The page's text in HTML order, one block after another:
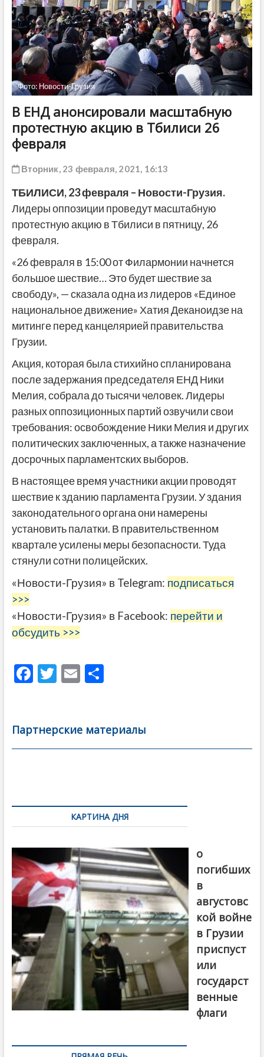
Фото: Новости-Грузия
В ЕНД анонсировали масштабную
протестную акцию в Тбилиси 26
февраля
Вторник, 23 февраля, 2021, 16:13
ТБИЛИСИ, 23 февраля – Новости-Грузия.
Лидеры оппозиции проведут масштабную
протестную акцию в Тбилиси в пятницу, 26
февраля.
«26 февраля в 15:00 от Филармонии начнется
большое шествие… Это будет шествие за
свободу», — сказала одна из лидеров «Единое
национальное движение» Хатия Деканоидзе на
митинге перед канцелярией правительства
Грузии.
Акция, которая была стихийно спланирована
после задержания председателя ЕНД Ники
Мелия, собрала до тысячи человек. Лидеры
разных оппозиционных партий озвучили свои
требования: освобождение Ники Мелия и других
политических заключенных, а также назначение
досрочных парламентских выборов.
В настоящее время участники акции проводят
шествие к зданию парламента Грузии. У здания
законодательного органа они намерены
установить палатки. В правительственном
квартале усилены меры безопасности. Туда
стянули сотни полицейских.
«Новости-Грузия» в Telegram: подписаться
>>>
«Новости-Грузия» в Facebook: перейти и
обсудить >>>
F
b
o
T
er
E
l
О
а
в
Партнерские материалы
по
записямКАРТИНА ДНЯ
о
погибших
в
августовс
кой войне
в Грузии
приспуст
или
государст
венные
флаги